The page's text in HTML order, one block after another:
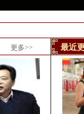
更多>> 最近